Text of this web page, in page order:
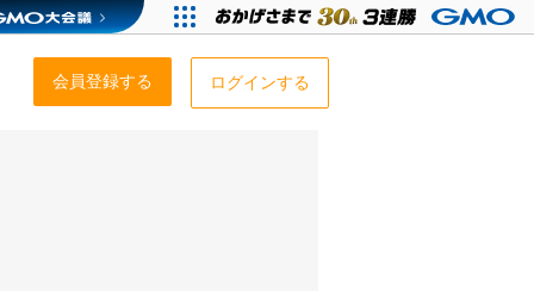
会員登録する ログインする